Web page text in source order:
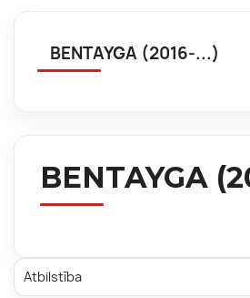
BENTAYGA (2016-...)
BENTAYGA
Atbilstība